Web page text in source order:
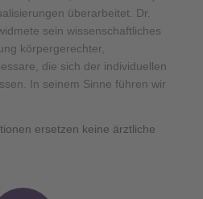
überarbeitet. Dr.
sein wissenschaftliches
körpergerechter,
die sich der individuellen
In seinem Sinne führen wir
ersetzen keine ärztliche